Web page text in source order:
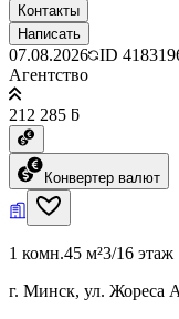
Контакты
Написать
07.08.2026 ID
Агентство
212 285 ƃ
Конвертер валют
1 комн.45 м²3/16 этаж
г. Минск, ул. Жореса